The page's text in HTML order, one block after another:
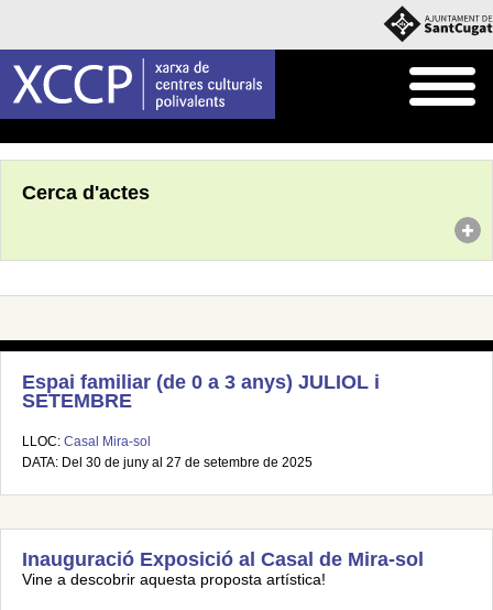
Cerca d'actes
Espai familiar (de 0 a 3 anys) JULIOL i
SETEMBRE
LLOC: Casal Mira-sol
DATA: Del 30 de juny al 27 de setembre de 2025
Inauguració Exposició al Casal de Mira-sol
Vine a descobrir aquesta proposta artística!